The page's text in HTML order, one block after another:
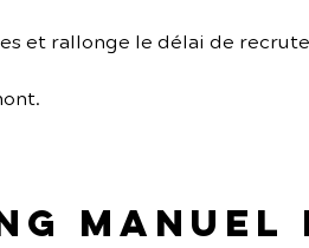
et rallonge le délai de
manuel